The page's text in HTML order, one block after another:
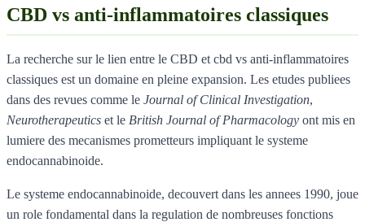
CBD vs anti-inflammatoires classiques
La recherche sur le lien entre le CBD et cbd vs anti-inflammatoires
classiques est un domaine en pleine expansion. Les etudes publiees
dans des revues comme le Journal of Clinical Investigation,
Neurotherapeutics et le British Journal of Pharmacology ont mis en
lumiere des mecanismes prometteurs impliquant le systeme
endocannabinoide.
Le systeme endocannabinoide, decouvert dans les annees 1990, joue
un role fondamental dans la regulation de nombreuses fonctions